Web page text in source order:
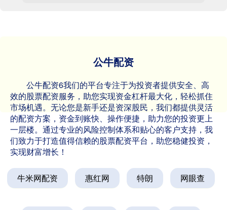
公牛配资
公牛配资6我们的平台专注于为投资者提供安全、高
效的股票配资服务，助您实现资金杠杆最大化，轻松抓住
市场机遇。无论您是新手还是资深股民，我们都提供灵活
的配资方案，资金到账快、操作便捷，助力您的投资更上
一层楼。通过专业的风险控制体系和贴心的客户支持，我
们致力于打造值得信赖的股票配资平台，助您稳健投资，
实现财富增长！
牛米网配资 惠红网 特朗 网眼查